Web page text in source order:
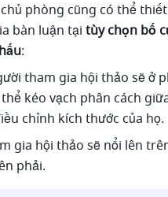
phòng cũng có thể
bàn luận tại tùy chọn bố
:
tham gia hội thảo sẽ ở
kéo vạch phân cách
chỉnh kích thước của họ.
gia hội thảo sẽ nổi lên
phải.